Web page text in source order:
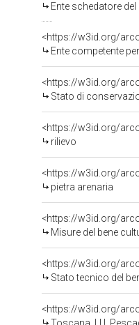
Ente schedatore del bene
<https://w3id.org/
Ente competente per tutela
<https://w3id.org/
Stato di
<https://w3id.org/
rilievo
<https://w3id.org/
pietra arenaria
<https://w3id.org/
Misure del bene
<https://w3id.org/
Stato tecnico del
<https://w3id.org/